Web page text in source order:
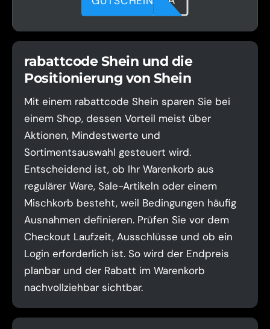
rabattcode Shein und die
Positionierung von Shein
Mit einem rabattcode Shein sparen Sie bei
einem Shop, dessen Vorteil meist über
Aktionen, Mindestwerte und
Sortimentsauswahl gesteuert wird.
Entscheidend ist, ob Ihr Warenkorb aus
regulärer Ware, Sale-Artikeln oder einem
Mischkorb besteht, weil Bedingungen häufig
Ausnahmen definieren. Prüfen Sie vor dem
Checkout Laufzeit, Ausschlüsse und ob ein
Login erforderlich ist. So wird der Endpreis
planbar und der Rabatt im Warenkorb
nachvollziehbar sichtbar.